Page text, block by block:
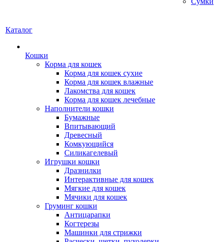
Каталог
Кошки
Корма для кошек
Корма для кошек сухие
Корма для кошек влажные
Лакомства для кошек
Корма для кошек лечебные
Наполнители кошки
Бумажные
Впитывающий
Древесный
Комкующийся
Силикагелевый
Игрушки кошки
Дразнилки
Интерактивные для кошек
Мягкие для кошек
Мячики для кошек
Груминг кошки
Антицарапки
Когтерезы
Машинки для стрижки